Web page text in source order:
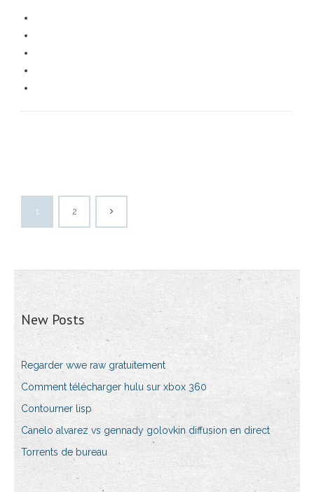
1 2
New Posts
Regarder wwe raw gratuitement
Comment télécharger hulu sur xbox 360
Contourner lisp
Canelo alvarez vs gennady golovkin diffusion en direct
Torrents de bureau